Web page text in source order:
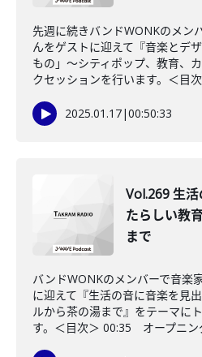
先週に続きバンドWONKのメン
んをゲストに迎えて『音楽とデ
もの」～シティポップ、教育、
クセッションを行います。＜目
2025.01.17|00:50:33
Vol.269 生
たらしい教
まで
バンドWONKのメンバーで音楽
に迎えて『生活の音に音楽を見
ルから茶の湯まで』をテーマに
す。＜目次＞ 00:35 オープニン